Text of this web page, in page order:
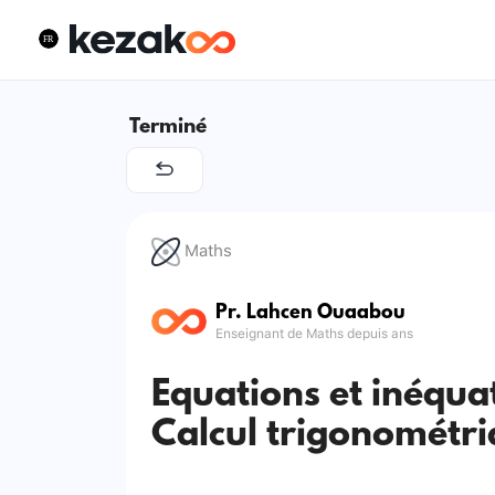
Terminé
Maths
Pr. Lahcen Ouaabou
Enseignant de Maths depuis ans
Equations et
Calcul